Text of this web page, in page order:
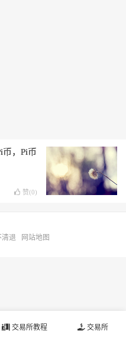
币，Pi币
赞(0)
交易所教程 交易所
清退 网站地图